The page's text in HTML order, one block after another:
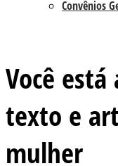
Convênios
Você está
texto e
mulher